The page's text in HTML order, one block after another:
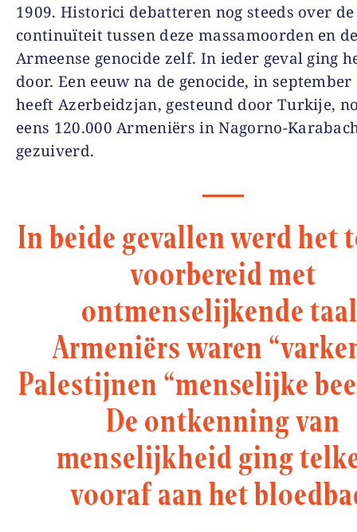
1909. Historici debatteren nog steeds over de
continuïteit tussen deze massamoorden en
Armeense genocide zelf. In ieder geval ging
door. Een eeuw na de genocide, in september
heeft Azerbeidzjan, gesteund door Turkije,
eens 120.000 Armeniërs in Nagorno-
gezuiverd.
In beide gevallen werd het
voorbereid met
ontmenselijkende
Armeniërs waren
Palestijnen “menselijke
De ontkenning van
menselijkheid ging
vooraf aan het